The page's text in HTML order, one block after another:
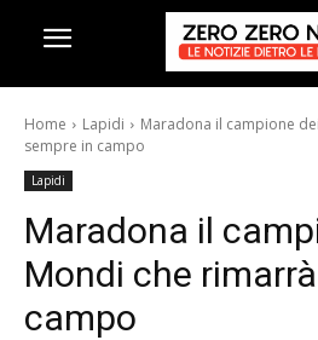
Home Lapidi
Maradona il campione
sempre in campo
Lapidi
Maradona il
Mondi che
campo